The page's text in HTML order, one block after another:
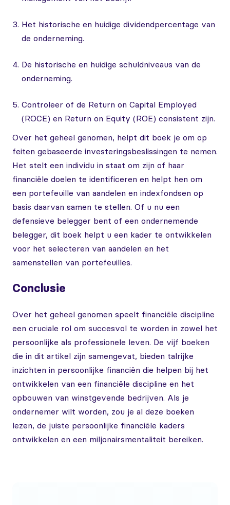
Het historische en huidige dividendpercentage van
de onderneming.
De historische en huidige schuldniveaus van de
onderneming.
Controleer of de Return on Capital Employed
(ROCE) en Return on Equity (ROE) consistent zijn.
Over het geheel genomen, helpt dit boek je om op
feiten gebaseerde investeringsbeslissingen te nemen.
Het stelt een individu in staat om zijn of haar
financiële doelen te identificeren en helpt hen om
een portefeuille van aandelen en indexfondsen op
basis daarvan samen te stellen. Of u nu een
defensieve belegger bent of een ondernemende
belegger, dit boek helpt u een kader te ontwikkelen
voor het selecteren van aandelen en het
samenstellen van portefeuilles.
Conclusie
Over het geheel genomen speelt financiële discipline
een cruciale rol om succesvol te worden in zowel het
persoonlijke als professionele leven. De vijf boeken
die in dit artikel zijn samengevat, bieden talrijke
inzichten in persoonlijke financiën die helpen bij het
ontwikkelen van een financiële discipline en het
opbouwen van winstgevende bedrijven. Als je
ondernemer wilt worden, zou je al deze boeken
lezen, de juiste persoonlijke financiële kaders
ontwikkelen en een miljonairsmentaliteit bereiken.